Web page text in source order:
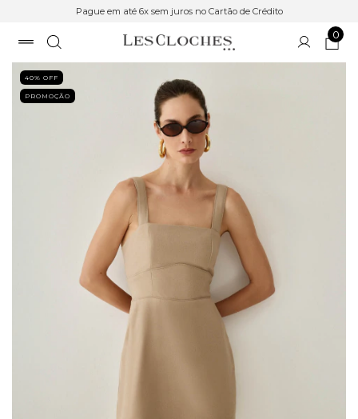
Pague em até 6x sem juros no Cartão de Crédito
0
40% OFF
PROMOÇÃO